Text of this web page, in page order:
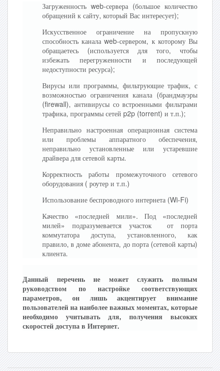
Загруженность web-сервера (большое количество
обращений к сайту, который Вас интересует);
Искусственное ограничение на пропускную
способность канала web-сервером, к которому Вы
обращаетесь (используется для того, чтобы
избежать перегруженности и последующей
недоступности ресурса);
Вирусы или программы, фильтрующие трафик, с
возможностью ограничения канала (брандмауэры
(firewall), антивирусы со встроенными фильтрами
трафика, программы сетей p2p (torrent) и т.п.);
Неправильно настроенная операционная система
или проблемы аппаратного обеспечения,
неправильно установленные или устаревшие
драйвера для сетевой карты.
Корректность работы промежуточного сетевого
оборудования ( роутер и т.п.)
Использование беспроводного интернета (Wi-Fi)
Качество «последней мили». Под «последней
милей» подразумевается участок от порта
коммутатора доступа, установленного, как
правило, в доме абонента, до порта (сетевой карты)
клиента.
Данный перечень не может служить полным
руководством по настройке соответствующих
параметров, он лишь акцентирует внимание
пользователей на наиболее важных моментах, которые
необходимо учитывать для, получения высоких
скоростей доступа в Интернет.